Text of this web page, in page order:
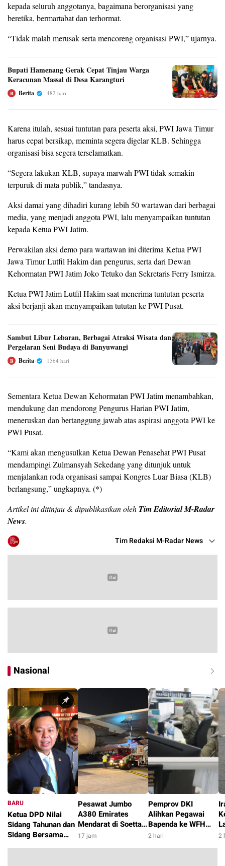
kepada seluruh anggotanya, bagaimana berorganisasi yang
beretika, bermartabat dan terhormat.
“Tidak malah merusak serta mencoreng organisasi PWI,” ujarnya.
Bupati Hamenang Gerak Cepat Tinjau Warga
Keracunan Massal di Desa Karangturi
B Berita 482 hari
Karena itulah, sesuai tuntutan para peserta aksi, PWI Jawa Timur
harus cepat bersikap, meminta segera digelar KLB. Sehingga
organisasi bisa segera terselamatkan.
“Segera lakukan KLB, supaya marwah PWI tidak semakin
terpuruk di mata publik,” tandasnya.
Aksi damai yang dihadiri kurang lebih 50 wartawan dari berbagai
media, yang menjadi anggota PWI, lalu menyampaikan tuntutan
kepada Ketua PWI Jatim.
Perwakilan aksi demo para wartawan ini diterima Ketua PWI
Jawa Timur Lutfil Hakim dan pengurus, serta dari Dewan
Kehormatan PWI Jatim Joko Tetuko dan Sekretaris Ferry Ismirza.
Ketua PWI Jatim Lutfil Hakim saat menerima tuntutan peserta
aksi berjanji akan menyampaikan tututan ke PWI Pusat.
Sambut Libur Lebaran, Berbagai Atraksi Wisata dan
Pergelaran Seni Budaya di Banyuwangi
B Berita 1564 hari
Sementara Ketua Dewan Kehormatan PWI Jatim menambahkan,
mendukung dan mendorong Pengurus Harian PWI Jatim,
meneruskan dan bertanggung jawab atas aspirasi anggota PWI ke
PWI Pusat.
“Kami akan mengusulkan Ketua Dewan Penasehat PWI Pusat
mendampingi Zulmansyah Sekedang yang ditunjuk untuk
menjalankan roda organisasi sampai Kongres Luar Biasa (KLB)
berlangsung,” ungkapnya. (*)
Artikel ini ditinjau & dipublikasikan oleh Tim Editorial M-Radar
News.
Tim Redaksi M-Radar News
Nasional
BARU
Ketua DPD Nilai
Sidang Tahunan dan
Sidang Bersama
Jadi Momen
5 jam
Pesawat Jumbo
A380 Emirates
Mendarat di Soetta,
Isi 92.901 Liter
17 jam
Pemprov DKI
Alihkan Pegawai
Bapenda ke WFH
dan Sudin Terkait
2 hari 2